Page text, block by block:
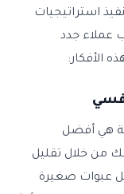
استراتيجيات
عملاء جدد
الأفكار:
هي أفضل
من خلال تقليل
عبوات صغيرة